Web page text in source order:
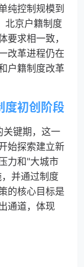
纯控制规模到
北京户籍制度
要求相一致，
改革进程仍在
户籍制度改革
初创阶段
关键期，这一
始探索建立新
力和"大城市
并通过制度
的核心目标是
通道，体现